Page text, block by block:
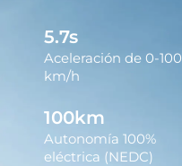
5.7s
Aceleración de 0-100
km/h
100km
Autonomía 100%
eléctrica (NEDC)